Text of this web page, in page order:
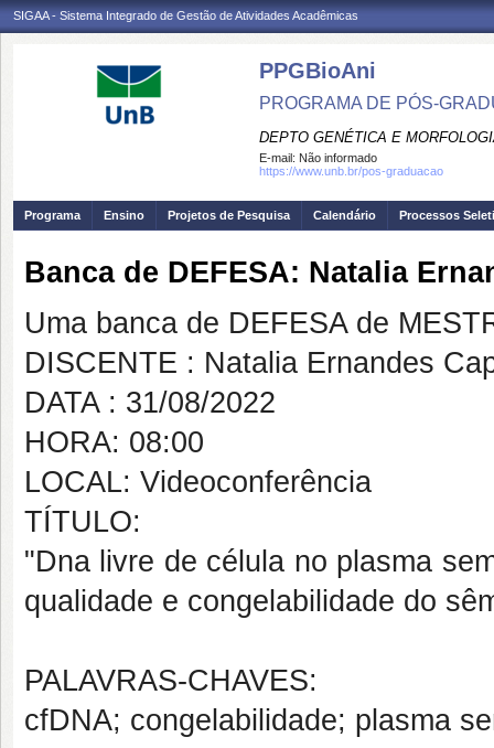
SIGAA - Sistema Integrado de Gestão de Atividades Acadêmicas
PPGBioAni
PROGRAMA DE PÓS-
DEPTO GENÉTICA E
E-mail: Não informado
https://www.unb.br/pos-graduacao
Programa Ensino Projetos de Pesquisa Calendário Processos
Banca de DEFESA: Natalia
Uma banca de DEFESA de
DISCENTE : Natalia Ernandes
DATA : 31/08/2022
HORA: 08:00
LOCAL: Videoconferência
TÍTULO:
"Dna livre de célula no plasma
qualidade e congelabilidade do
PALAVRAS-CHAVES:
cfDNA; congelabilidade; plasma